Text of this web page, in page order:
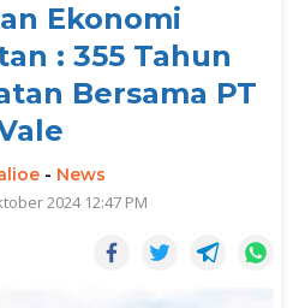
Ekonomi
: 355 Tahun
Bersama PT
- News
2024 12:47 PM